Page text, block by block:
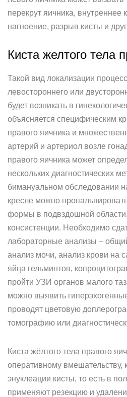
перекрут яичника, внутреннее
нагноение, разрыв кисты и
Киста желтого тела
Такой вид локализации
левостороннего или
будет возникать в
объясняется специфическим
правого яичника и
артерий и артериол возле
правого яичника может
нескольких диагностических
бимануальном обследовании
кресле можно
формы в подвздошной области,
консистенции. Необходимо
лабораторные анализы –
анализ мочи, анализ крови на
яйца гельминтов,
пройти УЗИ органов малого
можно выявить
проводят цветовую
томографию или
Киста жёлтого тела правого
оперативному вмешательству,
энуклеации кисты, то есть в
применяют резекцию и